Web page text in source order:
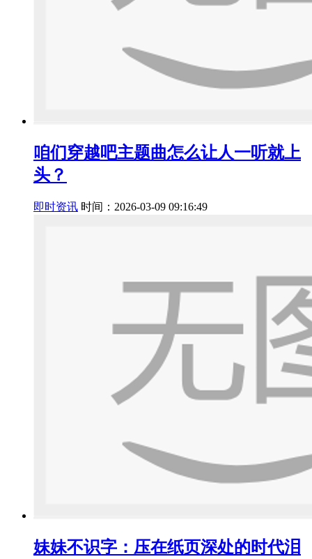
咱们穿越吧主题曲怎么让人一听就上
头？
即时资讯 时间：2026-03-09 09:16:49
妹妹不识字：压在纸页深处的时代泪